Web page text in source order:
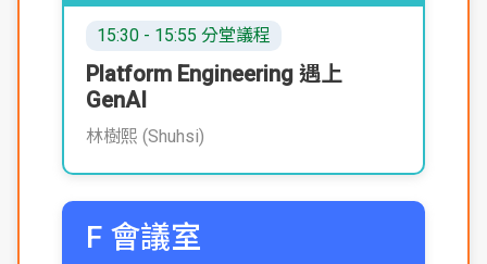
15:30 - 15:55 分堂議程
Platform Engineering 遇上
GenAI
林樹熙 (Shuhsi)
F 會議室